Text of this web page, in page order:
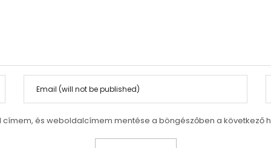
címem, és weboldalcímem mentése a böngészőben a következő